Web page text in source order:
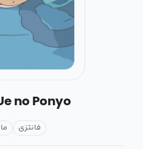
no Ponyo
فانتزی